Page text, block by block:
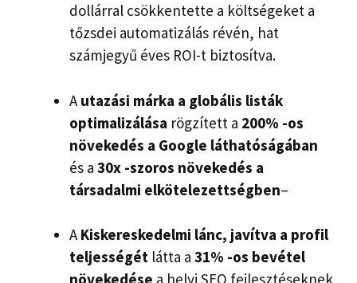
dollárral csökkentette a költségeket a
tőzsdei automatizálás révén, hat
számjegyű éves ROI-t biztosítva.
Autazási márka a globális listák
optimalizálása rögzített a 200% -os
növekedés a Google láthatóságában
és a 30x -szoros növekedés a
társadalmi elkötelezettségben–
AKiskereskedelmi lánc, javítva a profil
teljességét látta a 31% -os bevétel